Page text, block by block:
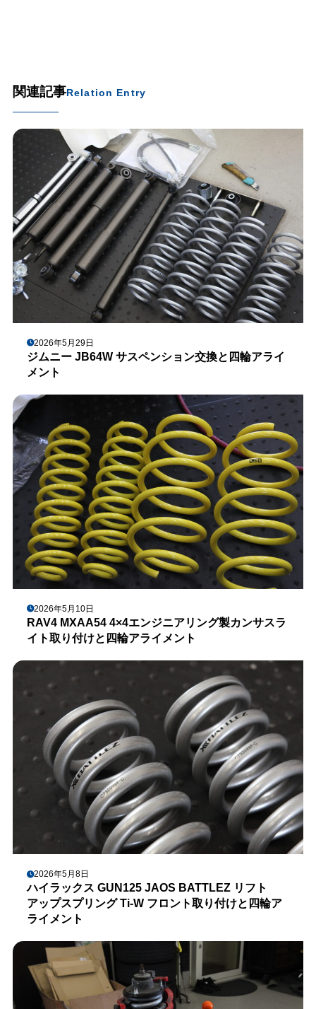
関連記事Relation Entry
2026年5月29日
ジムニー JB64W サスペンション交換と四輪アライ
メント
2026年5月10日
RAV4 MXAA54 4×4エンジニアリング製カンサスラ
イト取り付けと四輪アライメント
2026年5月8日
ハイラックス GUN125 JAOS BATTLEZ リフト
アップスプリング Ti-W フロント取り付けと四輪ア
ライメント